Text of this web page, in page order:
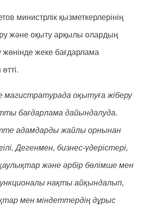
министрлік қызметкерлерінің
және оқыту арқылы олардың
жөнінде жеке бағдарлама
өтті.
магистратурада оқытуға жіберу
бағдарлама дайындалуда.
адамдарды жайлы орнынан
Дегенмен, бизнес-үдерістері,
және әрбір бөлімше мен
нақты айқындалып,
мен міндеттердің дұрыс